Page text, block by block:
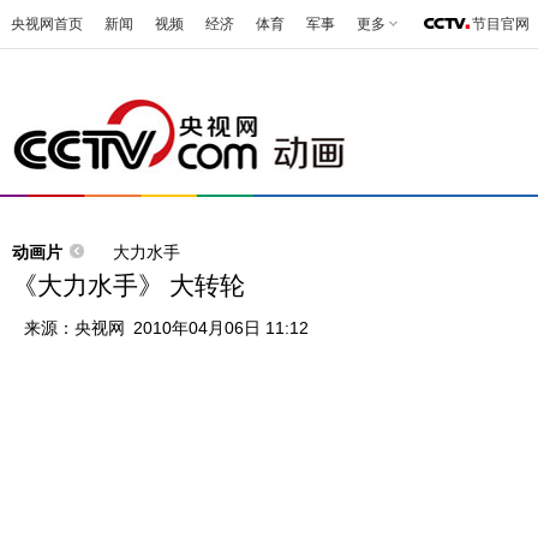
央视网首页 新闻 视频 经济 体育 军事 更多 节目官网
动画片 大力水手
《大力水手》 大转轮
来源： 央视网 2010年04月06日 11:12